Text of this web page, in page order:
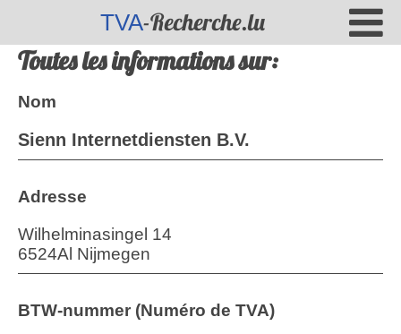
TVA-Recherche.lu
Toutes les informations sur:
Nom
Sienn Internetdiensten B.V.
Adresse
Wilhelminasingel 14
6524Al Nijmegen
BTW-nummer (Numéro de TVA)